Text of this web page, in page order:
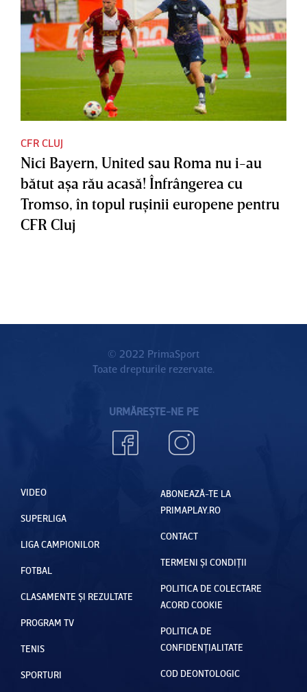
CFR CLUJ
Nici Bayern, United sau Roma nu i-au
bătut aşa rău acasă! Înfrângerea cu
Tromso, în topul ruşinii europene pentru
CFR Cluj
© 2022 PrimaSport
Toate drepturile rezervate.
URMĂREȘTE-NE PE
VIDEO
SUPERLIGA
LIGA CAMPIONILOR
FOTBAL
CLASAMENTE ȘI REZULTATE
PROGRAM TV
TENIS
SPORTURI
ABONEAZĂ-TE LA
PRIMAPLAY.RO
CONTACT
TERMENI ȘI CONDIȚII
POLITICA DE COLECTARE
ACORD COOKIE
POLITICA DE
CONFIDENȚIALITATE
COD DEONTOLOGIC